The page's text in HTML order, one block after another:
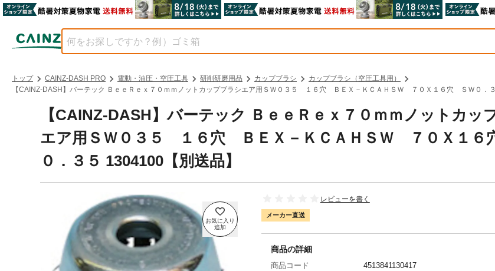
トップ CAINZ-DASH PRO 電動・油圧・空圧工具 研削研磨用品 カップブラシ
カップブラシ（空圧工具用）
【CAINZ-DASH】バーテック ＢｅｅＲｅｘ７０ｍｍノットカップブラシエア用ＳＷ０３５ １６穴 ＢＥＸ－ＫＣＡＨＳＷ ７０Ｘ１６穴 ＳＷ０．３
【CAINZ-DASH】バーテック ＢｅｅＲｅｘ７０ｍｍノットカッ
エア用ＳＷ０３５ １６穴 ＢＥＸ－ＫＣＡＨＳＷ ７０Ｘ１
０．３５ 1304100【別送品】
レビューを書く
メーカー直送
商品の詳細
商品コード
4513841130417